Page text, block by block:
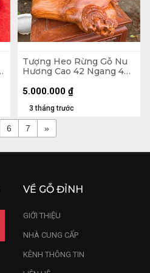
Tượng Heo Rừng Gỗ Nu
Hương Cao 42 Ngang 42
3 tháng trước
5.000.000 ₫
6 7 »
VỀ GỖ ĐỈNH
GIỚI THIỆU
NHÀ CUNG CẤP
KÊNH THÔNG TIN